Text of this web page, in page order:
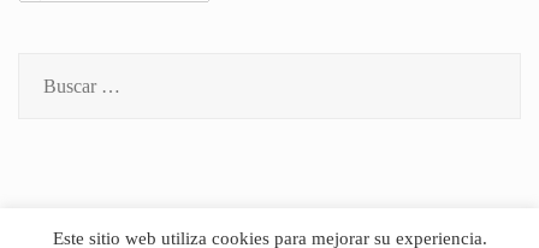
Este sitio web utiliza cookies para mejorar su experiencia.